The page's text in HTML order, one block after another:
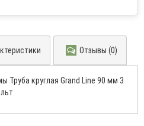
Отзывы (0)
Труба круглая Grand Line 90 мм 3